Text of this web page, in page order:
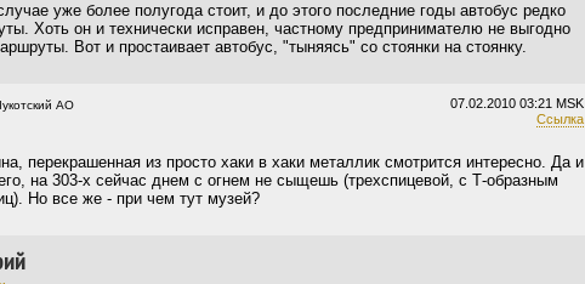
уже более полугода стоит, и до этого последние годы автобус редко
Хоть он и технически исправен, частному предпринимателю не выгодно
Вот и простаивает автобус, "тыняясь" со стоянки на стоянку.
07.02.2010 03:21 MSK
Ссылка
АО
перекрашенная из просто хаки в хаки металлик смотрится интересно. Да и
на 303-х сейчас днем с огнем не сыщешь (трехспицевой, с Т-образным
Но все же - при чем тут музей?